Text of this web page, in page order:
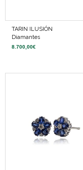
TARIN ILUSIÓN
Diamantes
8.700,00€